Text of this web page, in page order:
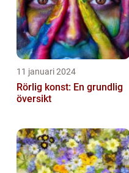
11 januari 2024
Rörlig konst: En grundlig
översikt